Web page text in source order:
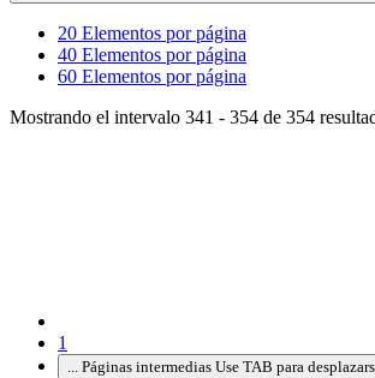
20 Elementos por página
40 Elementos por página
60 Elementos por página
Mostrando el intervalo 341 - 354 de 354
1
Páginas intermedias Use TAB para